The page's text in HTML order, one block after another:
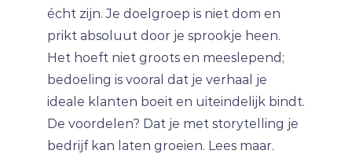
écht zijn. Je doelgroep is niet dom en
prikt absoluut door je sprookje heen.
Het hoeft niet groots en meeslepend;
bedoeling is vooral dat je verhaal je
ideale klanten boeit en uiteindelijk bindt.
De voordelen? Dat je met storytelling je
bedrijf kan laten groeien. Lees maar.